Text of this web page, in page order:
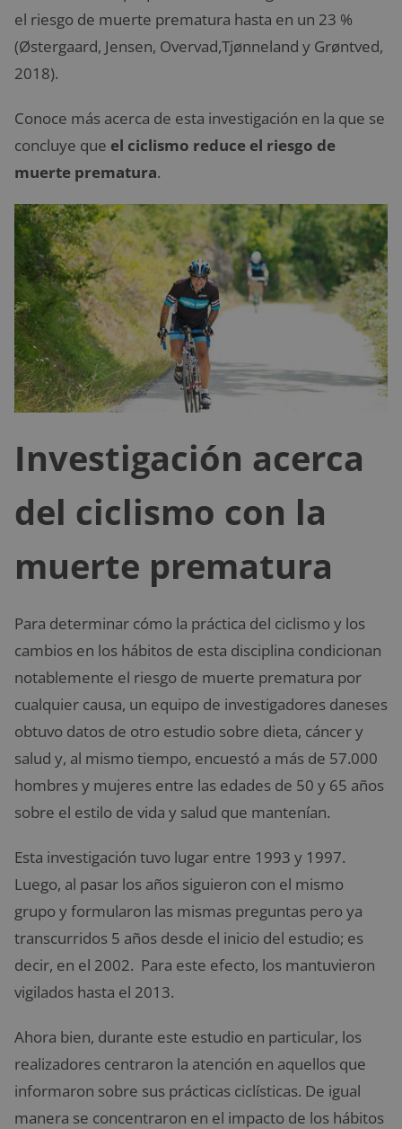
el riesgo de muerte prematura hasta en un 23 %
(Østergaard, Jensen, Overvad,Tjønneland y Grøntved,
2018).
Conoce más acerca de esta investigación en la que se
concluye que el ciclismo reduce el riesgo de
muerte prematura.
Investigación acerca
del ciclismo con la
muerte prematura
Para determinar cómo la práctica del ciclismo y los
cambios en los hábitos de esta disciplina condicionan
notablemente el riesgo de muerte prematura por
cualquier causa, un equipo de investigadores daneses
obtuvo datos de otro estudio sobre dieta, cáncer y
salud y, al mismo tiempo, encuestó a más de 57.000
hombres y mujeres entre las edades de 50 y 65 años
sobre el estilo de vida y salud que mantenían.
Esta investigación tuvo lugar entre 1993 y 1997.
Luego, al pasar los años siguieron con el mismo
grupo y formularon las mismas preguntas pero ya
transcurridos 5 años desde el inicio del estudio; es
decir, en el 2002. Para este efecto, los mantuvieron
vigilados hasta el 2013.
Ahora bien, durante este estudio en particular, los
realizadores centraron la atención en aquellos que
informaron sobre sus prácticas ciclísticas. De igual
manera se concentraron en el impacto de los hábitos